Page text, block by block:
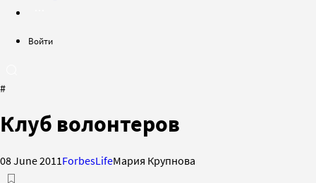
Войти
#
Клуб волонтеров
08 June 2011 ForbesLifeМария Крупнова